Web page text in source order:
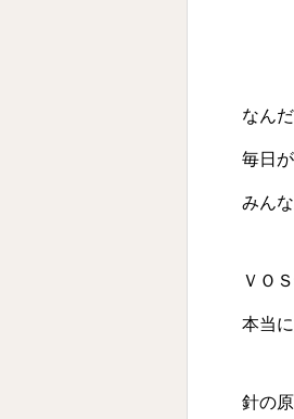
なん
毎日
みん
ＶＯ
本当
針の